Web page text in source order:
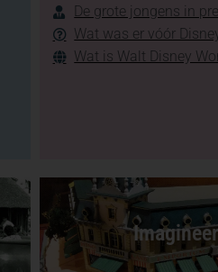
De grote jongens in
Wat was er vóór
Wat is Walt Disney